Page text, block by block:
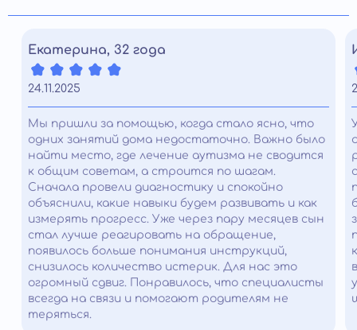
Екатерина, 32 года
24.11.2025
Мы пришли за помощью, когда стало ясно, что
одних занятий дома недостаточно. Важно было
найти место, где лечение аутизма не сводится
к общим советам, а строится по шагам.
Сначала провели диагностику и спокойно
объяснили, какие навыки будем развивать и как
измерять прогресс. Уже через пару месяцев сын
стал лучше реагировать на обращение,
появилось больше понимания инструкций,
снизилось количество истерик. Для нас это
огромный сдвиг. Понравилось, что специалисты
всегда на связи и помогают родителям не
теряться.